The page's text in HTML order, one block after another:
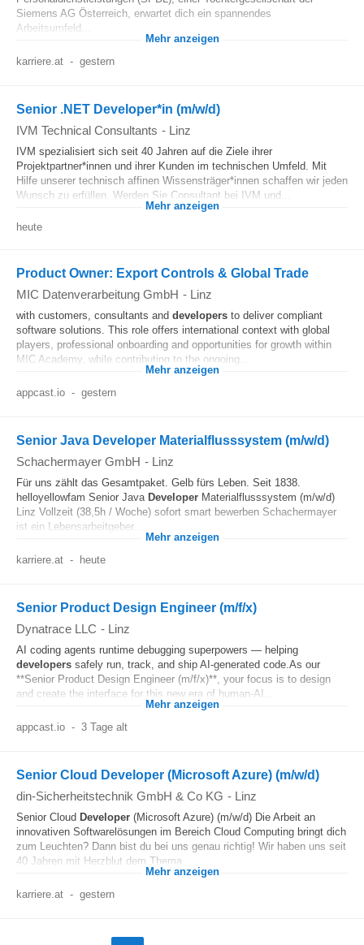
Siemens AG Österreich, erwartet dich ein spannendes
Arbeitsumfeld...
Mehr anzeigen
karriere.at - gestern
Senior .NET Developer*in (m/w/d)
IVM Technical Consultants - Linz
IVM spezialisiert sich seit 40 Jahren auf die Ziele ihrer
Projektpartner*innen und ihrer Kunden im technischen Umfeld. Mit
Hilfe unserer technisch affinen Wissensträger*innen schaffen wir jeden
Wunsch zu erfüllen. Werden Sie Consultant bei IVM und...
Mehr anzeigen
heute
Product Owner: Export Controls & Global Trade
MIC Datenverarbeitung GmbH - Linz
with customers, consultants and developers to deliver compliant
software solutions. This role offers international context with global
players, professional onboarding and opportunities for growth within
MIC Academy, while contributing to the ongoing...
Mehr anzeigen
appcast.io - gestern
Senior Java Developer Materialflusssystem (m/w/d)
Schachermayer GmbH - Linz
Für uns zählt das Gesamtpaket. Gelb fürs Leben. Seit 1838.
helloyellowfam Senior Java Developer Materialflusssystem (m/w/d)
Linz Vollzeit (38,5h / Woche) sofort smart bewerben Schachermayer
ist ein Lebensarbeitgeber...
Mehr anzeigen
karriere.at - heute
Senior Product Design Engineer (m/f/x)
Dynatrace LLC - Linz
AI coding agents runtime debugging superpowers — helping
developers safely run, track, and ship AI-generated code.As our
**Senior Product Design Engineer (m/f/x)**, your focus is to design
and create the interface for this new era of human-AI...
Mehr anzeigen
appcast.io - 3 Tage alt
Senior Cloud Developer (Microsoft Azure) (m/w/d)
din-Sicherheitstechnik GmbH & Co KG - Linz
Senior Cloud Developer (Microsoft Azure) (m/w/d) Die Arbeit an
innovativen Softwarelösungen im Bereich Cloud Computing bringt dich
zum Leuchten? Dann bist du bei uns genau richtig! Wir haben uns seit
40 Jahren mit Herzblut dem Thema...
Mehr anzeigen
karriere.at - gestern